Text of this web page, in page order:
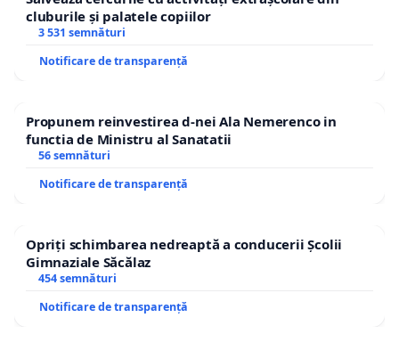
cluburile și palatele copiilor
3 531 semnături
Notificare de transparență
Propunem reinvestirea d-nei Ala Nemerenco in
functia de Ministru al Sanatatii
56 semnături
Notificare de transparență
Opriți schimbarea nedreaptă a conducerii Școlii
Gimnaziale Săcălaz
454 semnături
Notificare de transparență